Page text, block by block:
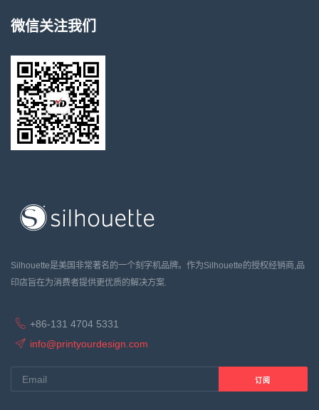
微信关注我们
Silhouette是美国非常著名的一个刻字机品牌。作为Silhouette的授权经销商,品
印店旨在为消费者提供更优质的解决方案.
+86-131 4704 5331
info@printyourdesign.com